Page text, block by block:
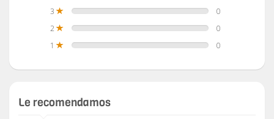
3
0
2
0
1
0
Le recomendamos